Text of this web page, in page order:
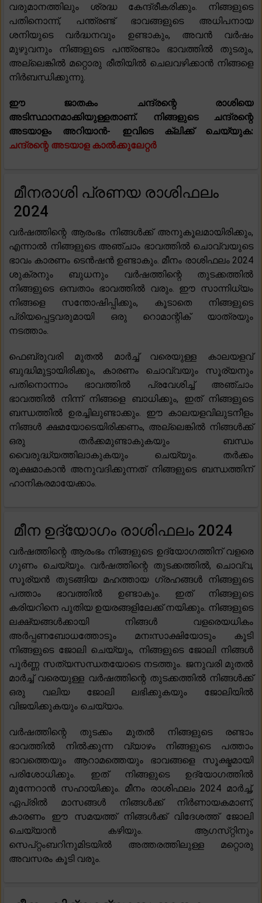
വരുമാനത്തിലും ശ്രദ്ധ കേന്ദ്രീകരിക്കും. നിങ്ങളുടെ
പതിനൊന്ന്, പന്ത്രണ്ട് ഭാവങ്ങളുടെ അധിപനായ
ശനിയുടെ വർദ്ധനവും ഉണ്ടാകും, അവൻ വർഷം
മുഴുവനും നിങ്ങളുടെ പന്ത്രണ്ടാം ഭാവത്തിൽ തുടരും,
അല്ലെങ്കിൽ മറ്റൊരു രീതിയിൽ ചെലവഴിക്കാൻ നിങ്ങളെ
നിർബന്ധിക്കുന്നു.
ഈ ജാതകം ചന്ദ്രന്റെ രാശിയെ
അടിസ്ഥാനമാക്കിയുള്ളതാണ്. നിങ്ങളുടെ ചന്ദ്രന്റെ
അടയാളം അറിയാൻ- ഇവിടെ ക്ലിക്ക് ചെയ്യുക:
ചന്ദ്രന്റെ അടയാള കാൽക്കുലേറ്റർ
മീനരാശി പ്രണയ രാശിഫലം
2024
വർഷത്തിന്റെ ആരംഭം നിങ്ങൾക്ക് അനുകൂലമായിരിക്കും,
എന്നാൽ നിങ്ങളുടെ അഞ്ചാം ഭാവത്തിൽ ചൊവ്വയുടെ
ഭാവം കാരണം ടെൻഷൻ ഉണ്ടാകും. മീനം രാശിഫലം 2024
ശുക്രനും ബുധനും വർഷത്തിന്റെ തുടക്കത്തിൽ
നിങ്ങളുടെ ഒമ്പതാം ഭാവത്തിൽ വരും. ഈ സാന്നിധ്യം
നിങ്ങളെ സന്തോഷിപ്പിക്കും, കൂടാതെ നിങ്ങളുടെ
പ്രിയപ്പെട്ടവരുമായി ഒരു റൊമാന്റിക് യാത്രയും
നടത്താം.
ഫെബ്രുവരി മുതൽ മാർച്ച് വരെയുള്ള കാലയളവ്
ബുദ്ധിമുട്ടായിരിക്കും, കാരണം ചൊവ്വയും സൂര്യനും
പതിനൊന്നാം ഭാവത്തിൽ പ്രവേശിച്ച് അഞ്ചാം
ഭാവത്തിൽ നിന്ന് നിങ്ങളെ ബാധിക്കും, ഇത് നിങ്ങളുടെ
ബന്ധത്തിൽ ഉരച്ചിലുണ്ടാക്കും. ഈ കാലയളവിലുടനീളം
നിങ്ങൾ ക്ഷമയോടെയിരിക്കണം, അല്ലെങ്കിൽ നിങ്ങൾക്ക്
ഒരു തർക്കമുണ്ടാകുകയും ബന്ധം
വൈരുദ്ധ്യത്തിലാകുകയും ചെയ്യും. തർക്കം
രൂക്ഷമാകാൻ അനുവദിക്കുന്നത് നിങ്ങളുടെ ബന്ധത്തിന്
ഹാനികരമായേക്കാം.
മീന ഉദ്യോഗം രാശിഫലം 2024
വർഷത്തിന്റെ ആരംഭം നിങ്ങളുടെ ഉദ്യോഗത്തിന് വളരെ
ഗുണം ചെയ്യും. വർഷത്തിന്റെ തുടക്കത്തിൽ, ചൊവ്വ,
സൂര്യൻ തുടങ്ങിയ മഹത്തായ ഗ്രഹങ്ങൾ നിങ്ങളുടെ
പത്താം ഭാവത്തിൽ ഉണ്ടാകും. ഇത് നിങ്ങളുടെ
കരിയറിനെ പുതിയ ഉയരങ്ങളിലേക്ക് നയിക്കും. നിങ്ങളുടെ
ലക്ഷ്യങ്ങൾക്കായി നിങ്ങൾ വളരെയധികം
അർപ്പണബോധത്തോടും മനഃസാക്ഷിയോടും കൂടി
നിങ്ങളുടെ ജോലി ചെയ്യും, നിങ്ങളുടെ ജോലി നിങ്ങൾ
പൂർണ്ണ സത്യസന്ധതയോടെ നടത്തും. ജനുവരി മുതൽ
മാർച്ച് വരെയുള്ള വർഷത്തിന്റെ തുടക്കത്തിൽ നിങ്ങൾക്ക്
ഒരു വലിയ ജോലി ലഭിക്കുകയും ജോലിയിൽ
വിജയിക്കുകയും ചെയ്യാം.
വർഷത്തിന്റെ തുടക്കം മുതൽ നിങ്ങളുടെ രണ്ടാം
ഭാവത്തിൽ നിൽക്കുന്ന വ്യാഴം നിങ്ങളുടെ പത്താം
ഭാവത്തെയും ആറാമത്തെയും ഭാവങ്ങളെ സൂക്ഷ്മമായി
പരിശോധിക്കും. ഇത് നിങ്ങളുടെ ഉദ്യോഗത്തിൽ
മുന്നേറാൻ സഹായിക്കും. മീനം രാശിഫലം 2024 മാർച്ച്,
ഏപ്രിൽ മാസങ്ങൾ നിങ്ങൾക്ക് നിർണായകമാണ്,
കാരണം ഈ സമയത്ത് നിങ്ങൾക്ക് വിദേശത്ത് ജോലി
ചെയ്യാൻ കഴിയും. ആഗസ്‌റ്റിനും
സെപ്‌റ്റംബറിനുമിടയിൽ അത്തരത്തിലുള്ള മറ്റൊരു
അവസരം കൂടി വരും.